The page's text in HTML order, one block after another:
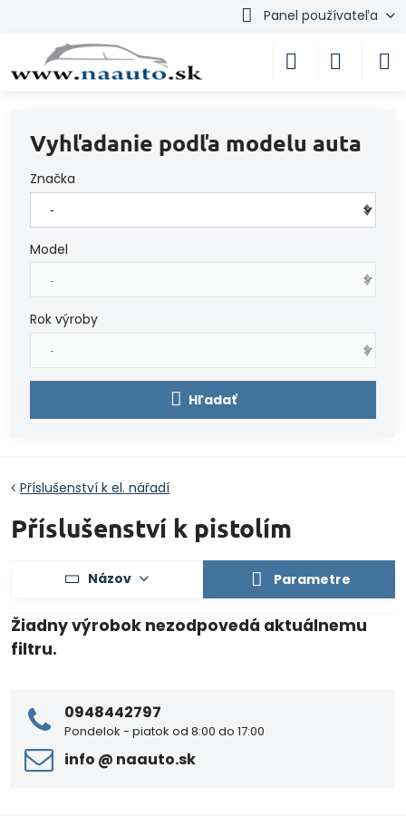
Panel používateľa
Vyhľadanie podľa modelu auta
Značka
Model
Rok výroby
Hľadať
Příslušenství k el. nářadí
Příslušenství k pistolím
Názov Parametre
0948442797
Pondelok - piatok od 8:00 do 17:00
info ​@ naauto​.sk